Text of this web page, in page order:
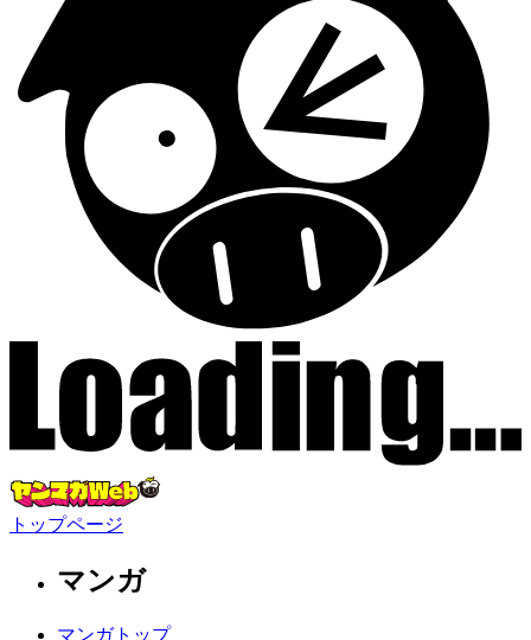
トップページ
マンガ
マンガトップ